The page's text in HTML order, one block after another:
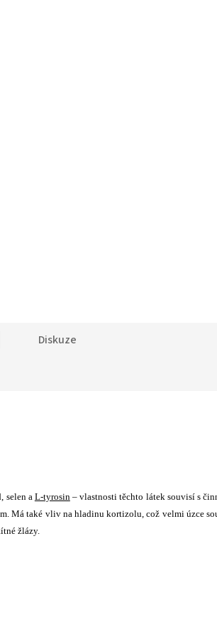
Diskuze
selen aL-tyrosin– vlastnosti těchto látek souvisí s
Má také vliv na hladinu kortizolu, což velmi úzce
žlázy.